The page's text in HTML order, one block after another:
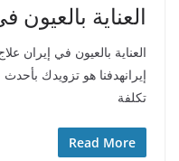
العناية بالعيون
العناية بالعيون في إيران
إيرانهدفنا هو تزويدك
تكلفة
Read More